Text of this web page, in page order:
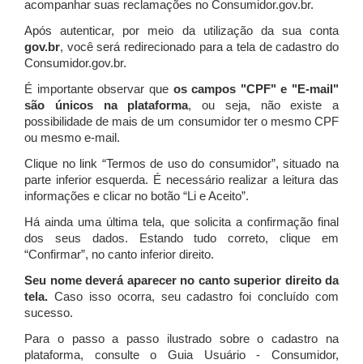
acompanhar suas reclamações no Consumidor.gov.br.
Após autenticar, por meio da utilização da sua conta
gov.br, você será redirecionado para a tela de cadastro do
Consumidor.gov.br.
É importante observar que os campos "CPF" e "E-mail"
são únicos na plataforma, ou seja, não existe a
possibilidade de mais de um consumidor ter o mesmo CPF
ou mesmo e-mail.
Clique no link “Termos de uso do consumidor”, situado na
parte inferior esquerda. É necessário realizar a leitura das
informações e clicar no botão “Li e Aceito”.
Há ainda uma última tela, que solicita a confirmação final
dos seus dados. Estando tudo correto, clique em
“Confirmar”, no canto inferior direito.
Seu nome deverá aparecer no canto superior direito da
tela. Caso isso ocorra, seu cadastro foi concluído com
sucesso.
Para o passo a passo ilustrado sobre o cadastro na
plataforma, consulte o Guia Usuário - Consumidor,